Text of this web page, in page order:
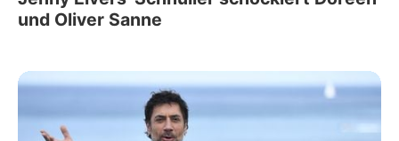
und Oliver Sanne